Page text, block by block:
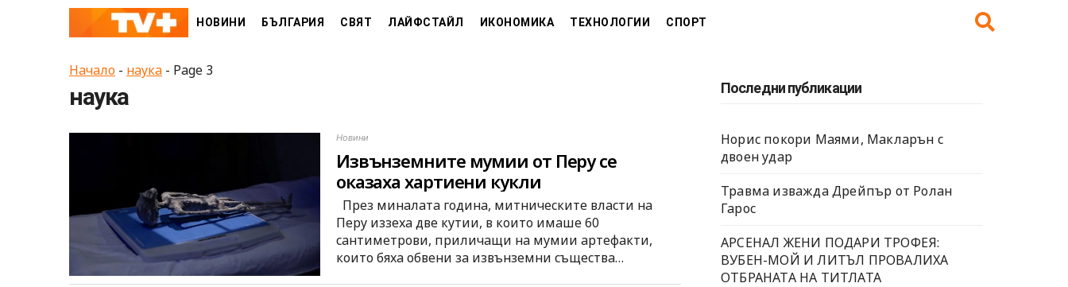
НОВИНИ БЪЛГАРИЯ СВЯТ ЛАЙФСТАЙЛ ИКОНОМИКА ТЕХНОЛОГИИ СПОРТ
Начало - наука - Page 3
наука
Новини
Извънземните мумии от Перу се
оказаха хартиени кукли
През миналата година, митническите власти на
Перу иззеха две кутии, в които имаше 60
сантиметрови, приличащи на мумии артефакти,
които бяха обвени за извънземни същества…
Последни публикации
Норис покори Маями, Макларън с
двоен удар
Травма изважда Дрейпър от Ролан
Гарос
АРСЕНАЛ ЖЕНИ ПОДАРИ ТРОФЕЯ:
ВУБЕН-МОЙ И ЛИТЪЛ ПРОВАЛИХА
ОТБРАНАТА НА ТИТЛАТА